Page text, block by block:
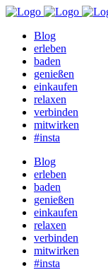
Blog
erleben
baden
genießen
einkaufen
relaxen
verbinden
mitwirken
#insta
Blog
erleben
baden
genießen
einkaufen
relaxen
verbinden
mitwirken
#insta